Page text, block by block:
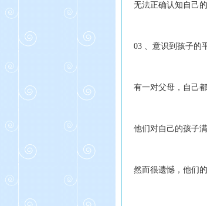
无法正确认知自己
03 、意识到孩子的
有一对父母，自己
他们对自己的孩子
然而很遗憾，他们